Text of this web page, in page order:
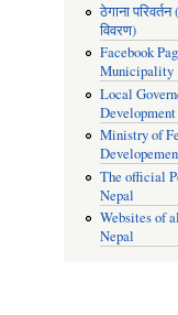
ठेगाना
विवरण)
Facebook
Municipality
Local
Ministry of
The official
Nepal
Websites of
Nepal